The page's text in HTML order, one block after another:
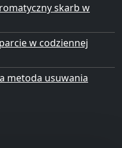
skarb w
w codziennej
metoda usuwania